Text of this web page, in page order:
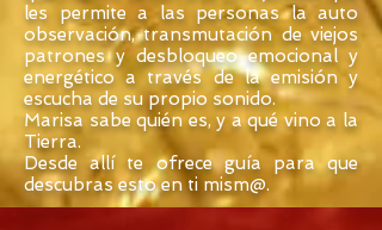
les permite a las personas la auto
observación, transmutación de viejos
patrones y desbloqueo emocional y
energético a través de la emisión y
escucha de su propio sonido.
Marisa sabe quién es, y a qué vino a la
Tierra.
Desde allí te ofrece guía para que
descubras esto en ti mism@.